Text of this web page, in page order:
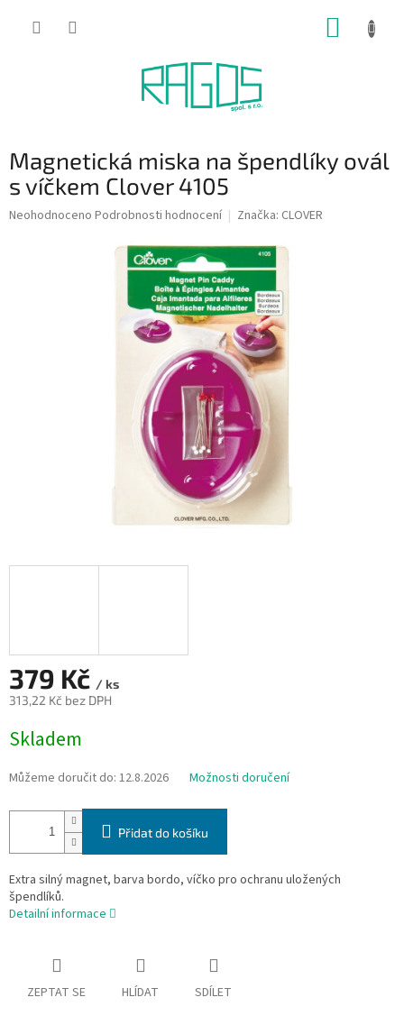
Magnetická miska na špendlíky ovál
s víčkem Clover 4105
Průměrné
Neohodnoceno Podrobnosti hodnocení Značka: CLOVER
379 Kč / ks
313,22 Kč bez DPH
cena:
Skladem
Můžeme doručit do: 12.8.2026 Možnosti doručení
Přidat do košíku
Extra silný magnet, barva bordo, víčko pro ochranu uložených
špendlíků.
Detailní informace
ZEPTAT SE HLÍDAT SDÍLET